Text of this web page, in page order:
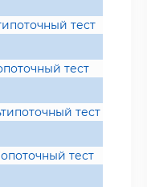
тест
тест
тест
тест